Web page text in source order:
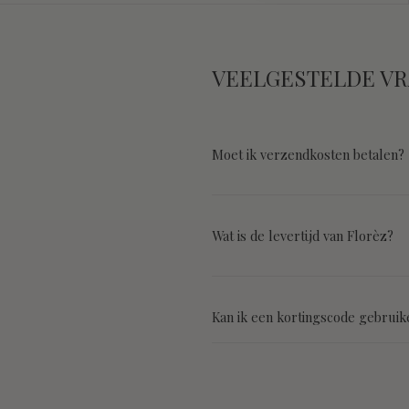
VEELGESTELDE
Moet ik verzendkosten betalen?
Wat is de levertijd van Florèz?
Kan ik een kortingscode